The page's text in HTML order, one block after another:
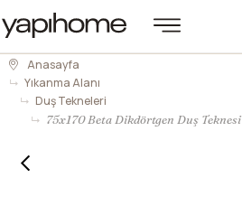
Anasayfa
Yıkanma Alanı
Duş Tekneleri
75x170 Beta Dikdörtgen Duş Teknesi